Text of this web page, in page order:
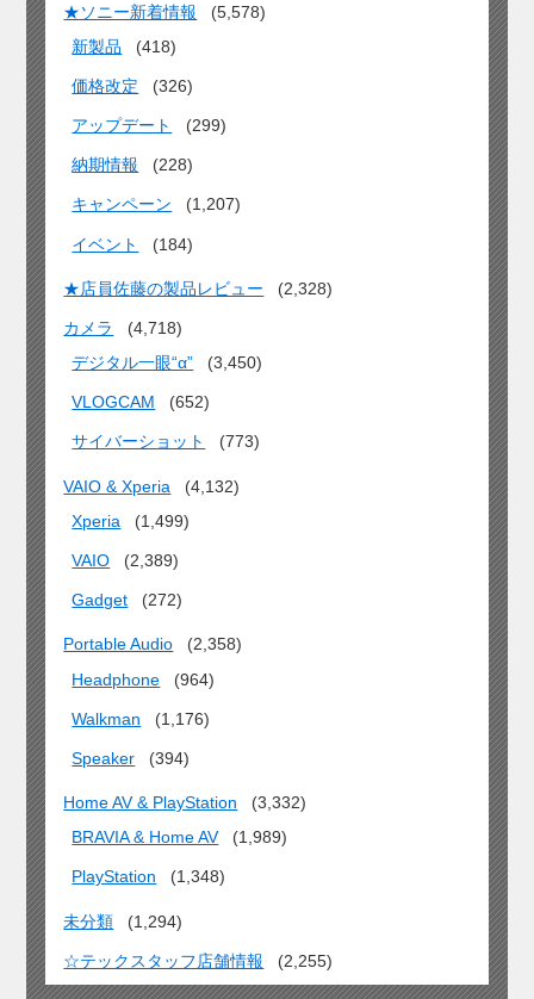
★ソニー新着情報
(5,578)
新製品
(418)
価格改定 (326)
アップデート (299)
納期情報 (228)
キャンペーン (1,207)
イベント (184)
★店員佐藤の製品レビュー (2,328)
カメラ
(4,718)
デジタル一眼“α”
(3,450)
VLOGCAM (652)
サイバーショット (773)
VAIO & Xperia
(4,132)
Xperia
(1,499)
VAIO (2,389)
Gadget (272)
Portable Audio
(2,358)
Headphone
(964)
Walkman (1,176)
Speaker (394)
Home AV & PlayStation
(3,332)
BRAVIA & Home AV
(1,989)
PlayStation (1,348)
未分類 (1,294)
☆テックスタッフ店舗情報 (2,255)